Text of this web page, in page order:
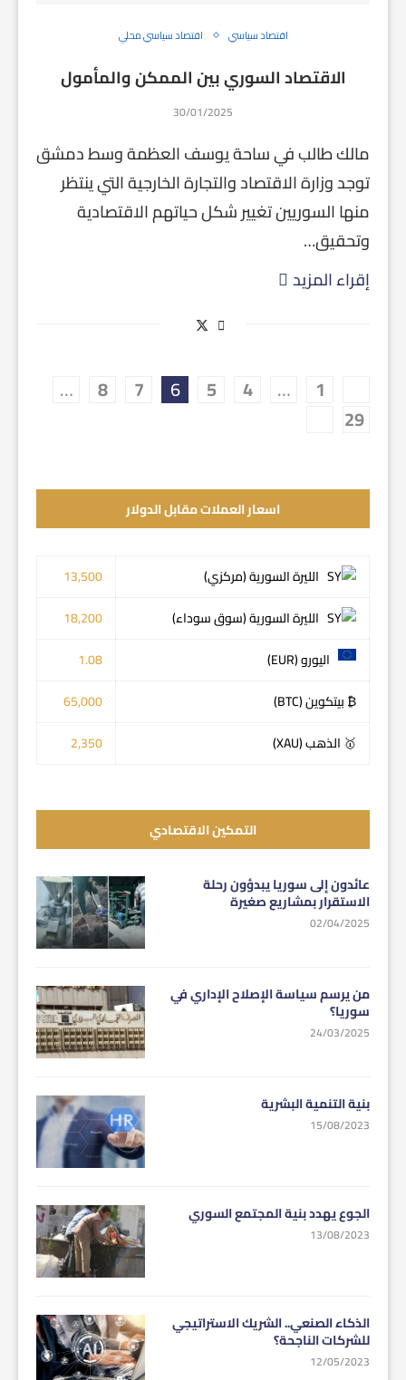
اقتصاد سياسي اقتصاد سياسي محلي
الاقتصاد السوري بين الممكن والمأمول
30/01/2025
مالك طالب في ساحة يوسف العظمة وسط دمشق
توجد وزارة الاقتصاد والتجارة الخارجية التي ينتظر
منها السوريين تغيير شكل حياتهم الاقتصادية
وتحقيق…
إقراء المزيد
1
…
4
5
6
7
8
…
29
اسعار العملات مقابل الدولار
الليرة السورية (مركزي)
13,500
الليرة السورية (سوق سوداء)
18,200
اليورو (EUR)
1.08
₿ بيتكوين (BTC)
65,000
🥇 الذهب (XAU)
2,350
التمكين الاقتصادي
عائدون إلى سوريا يبدؤون رحلة
الاستقرار بمشاريع صغيرة
02/04/2025
من يرسم سياسة الإصلاح الإداري في
سوريا؟
24/03/2025
بنية التنمية البشرية
15/08/2023
الجوع يهدد بنية المجتمع السوري
13/08/2023
الذكاء الصنعي.. الشريك الاستراتيجي
للشركات الناجحة؟
12/05/2023